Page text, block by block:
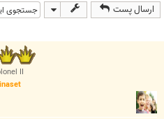
ارسال پست
II